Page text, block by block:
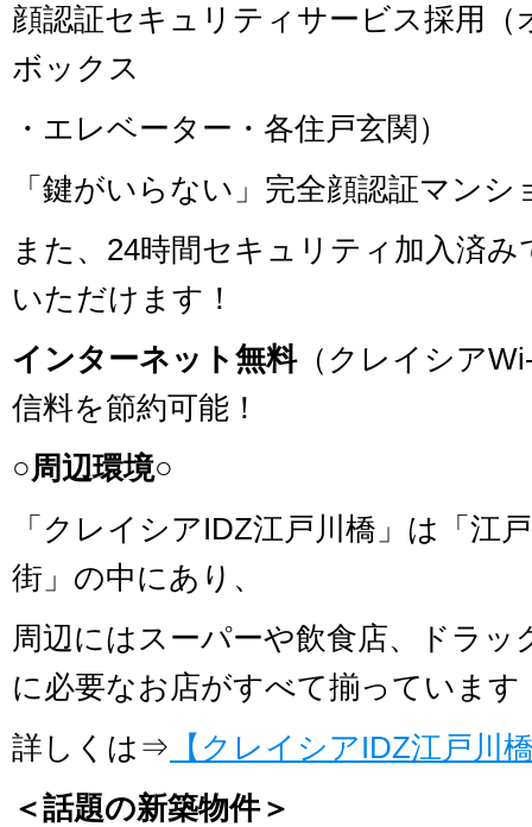
顔認証セキュリティサービス採用（
ボックス
・エレベーター・各住戸玄関）
「鍵がいらない」完全顔認証マンシ
また、24時間セキュリティ加入済
いただけます！
インターネット無料（クレイシア
信料を節約可能！
○周辺環境○
「クレイシアIDZ江戸川橋」は「江
街」の中にあり、
周辺にはスーパーや飲食店、ドラッ
に必要なお店がすべて揃っています
詳しくは⇒ 【クレイシアIDZ江戸川
＜話題の新築物件＞